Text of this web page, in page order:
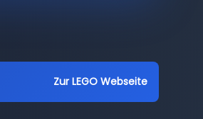
Zur LEGO Webseite